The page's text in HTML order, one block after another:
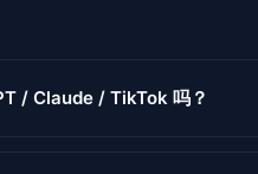
/ Claude / TikTok 吗？